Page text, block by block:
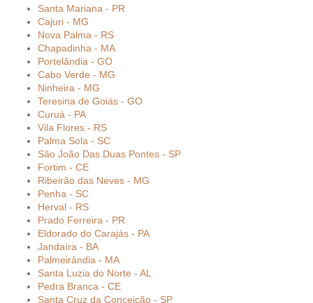
Santa Mariana - PR
Cajuri - MG
Nova Palma - RS
Chapadinha - MA
Portelândia - GO
Cabo Verde - MG
Ninheira - MG
Teresina de Goiás - GO
Curuá - PA
Vila Flores - RS
Palma Sola - SC
São João Das Duas Pontes - SP
Fortim - CE
Ribeirão das Neves - MG
Penha - SC
Herval - RS
Prado Ferreira - PR
Eldorado do Carajás - PA
Jandaíra - BA
Palmeirândia - MA
Santa Luzia do Norte - AL
Pedra Branca - CE
Santa Cruz da Conceição - SP